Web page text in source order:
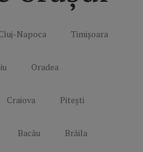
Napoca Timișoara
Oradea
Craiova Pitești
Bacău Brăila